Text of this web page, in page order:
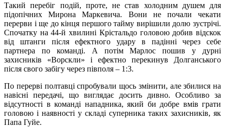
Такий перебіг подій, проте, не став холодним душем для
підопічних Мирона Маркевича. Вони не почали чекати
перерви і ще до кінця першого тайму вирішили долю зустрічі.
Спочатку на 44-й хвилині Крістальдо головою добив відскок
від штанги після ефектного удару в падінні через себе
партнера по команді. А потім Марлос пошив у дурні
захисників «Ворскли» і ефектно перекинув Долганського
після свого забігу через півполя – 1:3.
По перерві полтавці спробували щось змінити, але збилися на
навісні передачі, що виглядає досить дивно. Особливо за
відсутності в команді нападника, який би добре вмів грати
головою і наявності у складі суперника таких захисників, як
Папа Гуйе.